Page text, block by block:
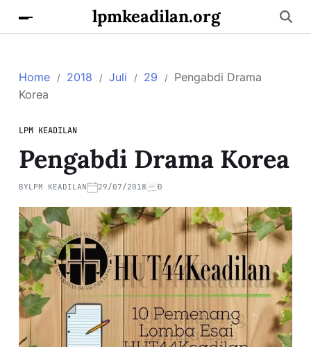
lpmkeadilan.org
Home 2018 Juli 29
Pengabdi Drama
Korea
LPM KEADILAN
Pengabdi Drama Korea
BYLPM KEADILAN 29/07/2018 0